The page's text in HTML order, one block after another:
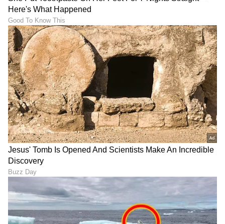
ಭಾರತೀಯ ಮುಕ್ತ ನೀರಿನ ಈಜುಗಾರಿಕೆಯಲ್ಲಿ ಒಂದು
ಮಹತ್ವದ ಮೈಲುಗಲ್ಲಾಗಿದ್ದು, ಭವಿಷ್ಯದ ಕ್ರೀಡಾಪಟುಗಳು
ಮತ್ತು ಸಾಹಸಪ್ರಿಯರಿಗೆ ಪ್ರೇರಣೆಯಾಗಲಿದೆ.
ರಾಮಸೇತು ಮಾರ್ಗದಲ್ಲಿ ಶ್ರೀಲಂಕಾದಿಂದ ಭಾರತಕ್ಕೆ ಈಜಿದ
ಈ ದಂಪತಿಯ ಸಾಧನೆ ಕೇವಲ ವೈಯಕ್ತಿಕ ಜಯವಷ್ಟೇ ಅಲ್ಲ,
ದೇಶದ ಕ್ರೀಡಾ ಕ್ಷೇತ್ರಕ್ಕೂ ಹೆಮ್ಮೆಯ ಕ್ಷಣವಾಗಿದೆ. ದೃಢನಿಶ್ಚಯ,
ಶ್ರಮ ಮತ್ತು ಪರಸ್ಪರ ಬೆಂಬಲ ಇದ್ದರೆ ಯಾವುದೇ ಗುರಿ
ಅಸಾಧ್ಯವಲ್ಲ ಎಂಬುದನ್ನು ಇವರ ಕಥೆ ಸ್ಪಷ್ಟಪಡಿಸುತ್ತದೆ.